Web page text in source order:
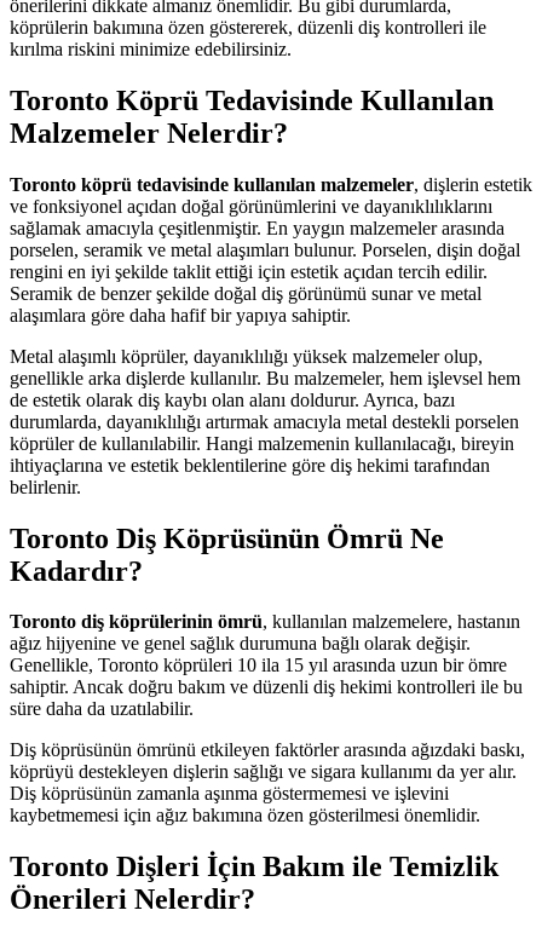
önerilerini dikkate almanız önemlidir. Bu gibi durumlarda,
köprülerin bakımına özen göstererek, düzenli diş kontrolleri ile
kırılma riskini minimize edebilirsiniz.
Toronto Köprü Tedavisinde Kullanılan
Malzemeler Nelerdir?
Toronto köprü tedavisinde kullanılan malzemeler, dişlerin estetik
ve fonksiyonel açıdan doğal görünümlerini ve dayanıklılıklarını
sağlamak amacıyla çeşitlenmiştir. En yaygın malzemeler arasında
porselen, seramik ve metal alaşımları bulunur. Porselen, dişin doğal
rengini en iyi şekilde taklit ettiği için estetik açıdan tercih edilir.
Seramik de benzer şekilde doğal diş görünümü sunar ve metal
alaşımlara göre daha hafif bir yapıya sahiptir.
Metal alaşımlı köprüler, dayanıklılığı yüksek malzemeler olup,
genellikle arka dişlerde kullanılır. Bu malzemeler, hem işlevsel hem
de estetik olarak diş kaybı olan alanı doldurur. Ayrıca, bazı
durumlarda, dayanıklılığı artırmak amacıyla metal destekli porselen
köprüler de kullanılabilir. Hangi malzemenin kullanılacağı, bireyin
ihtiyaçlarına ve estetik beklentilerine göre diş hekimi tarafından
belirlenir.
Toronto Diş Köprüsünün Ömrü Ne
Kadardır?
Toronto diş köprülerinin ömrü, kullanılan malzemelere, hastanın
ağız hijyenine ve genel sağlık durumuna bağlı olarak değişir.
Genellikle, Toronto köprüleri 10 ila 15 yıl arasında uzun bir ömre
sahiptir. Ancak doğru bakım ve düzenli diş hekimi kontrolleri ile bu
süre daha da uzatılabilir.
Diş köprüsünün ömrünü etkileyen faktörler arasında ağızdaki baskı,
köprüyü destekleyen dişlerin sağlığı ve sigara kullanımı da yer alır.
Diş köprüsünün zamanla aşınma göstermemesi ve işlevini
kaybetmemesi için ağız bakımına özen gösterilmesi önemlidir.
Toronto Dişleri İçin Bakım ile Temizlik
Önerileri Nelerdir?